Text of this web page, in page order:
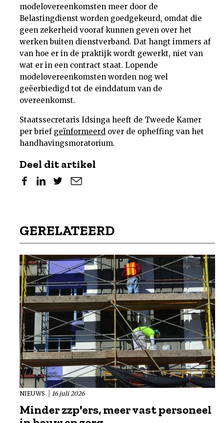
modelovereenkomsten meer door de
Belastingdienst worden goedgekeurd, omdat die
geen zekerheid vooraf kunnen geven over het
werken buiten dienstverband. Dat hangt immers af
van hoe er in de praktijk wordt gewerkt, niet van
wat er in een contract staat. Lopende
modelovereenkomsten worden nog wel
geëerbiedigd tot de einddatum van de
overeenkomst.
Staatssecretaris Idsinga heeft de Tweede Kamer
per brief geïnformeerd over de opheffing van het
handhavingsmoratorium.
Deel dit artikel
GERELATEERD
NIEUWS 16 juli 2026
Minder zzp'ers, meer vast personeel